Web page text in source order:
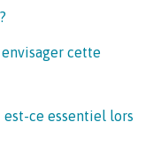
cette
ce essentiel lors